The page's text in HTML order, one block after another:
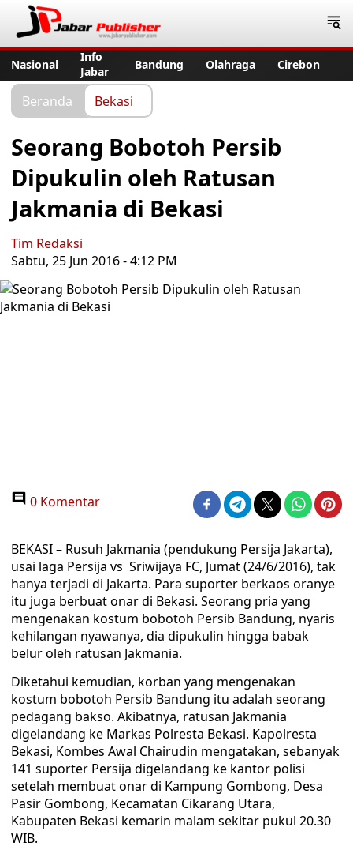
Nasional
Info
Jabar
Bandung Olahraga Cirebon
Beranda Bekasi
Seorang Bobotoh Persib
Dipukulin oleh Ratusan
Jakmania di Bekasi
Tim Redaksi
Sabtu, 25 Jun 2016 - 4:12 PM
0 Komentar
BEKASI – Rusuh Jakmania (pendukung Persija Jakarta),
usai laga Persija vs Sriwijaya FC, Jumat (24/6/2016), tak
hanya terjadi di Jakarta. Para suporter berkaos oranye
itu juga berbuat onar di Bekasi. Seorang pria yang
mengenakan kostum bobotoh Persib Bandung, nyaris
kehilangan nyawanya, dia dipukulin hingga babak
belur oleh ratusan Jakmania.
Diketahui kemudian, korban yang mengenakan
kostum bobotoh Persib Bandung itu adalah seorang
pedagang bakso. Akibatnya, ratusan Jakmania
digelandang ke Markas Polresta Bekasi. Kapolresta
Bekasi, Kombes Awal Chairudin mengatakan, sebanyak
141 suporter Persija digelandang ke kantor polisi
setelah membuat onar di Kampung Gombong, Desa
Pasir Gombong, Kecamatan Cikarang Utara,
Kabupaten Bekasi kemarin malam sekitar pukul 20.30
WIB.